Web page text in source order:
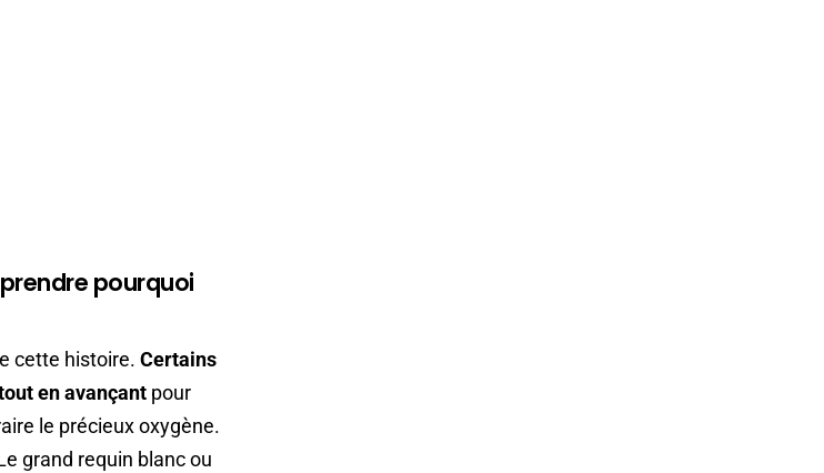
pourquoi
cette histoire. Certains
en avançant pour
le précieux oxygène.
grand requin blanc ou